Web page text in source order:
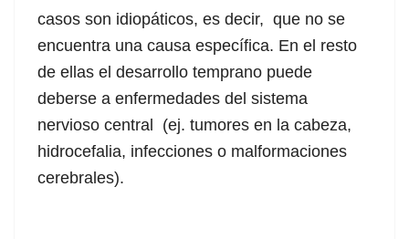
casos son idiopáticos, es decir, que no se
encuentra una causa específica. En el resto
de ellas el desarrollo temprano puede
deberse a enfermedades del sistema
nervioso central (ej. tumores en la cabeza,
hidrocefalia, infecciones o malformaciones
cerebrales).